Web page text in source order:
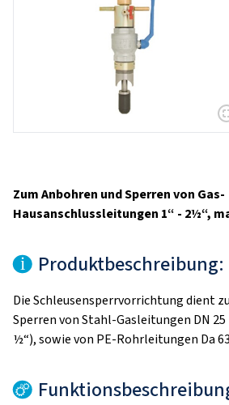
Zum Anbohren und Sperren von Gas-
Hausanschlussleitungen 1“ - 2½“,
Produktbeschreibung:
Die Schleusensperrvorrichtung dient
Sperren von Stahl-Gasleitungen DN 25
½“), sowie von PE-Rohrleitungen Da